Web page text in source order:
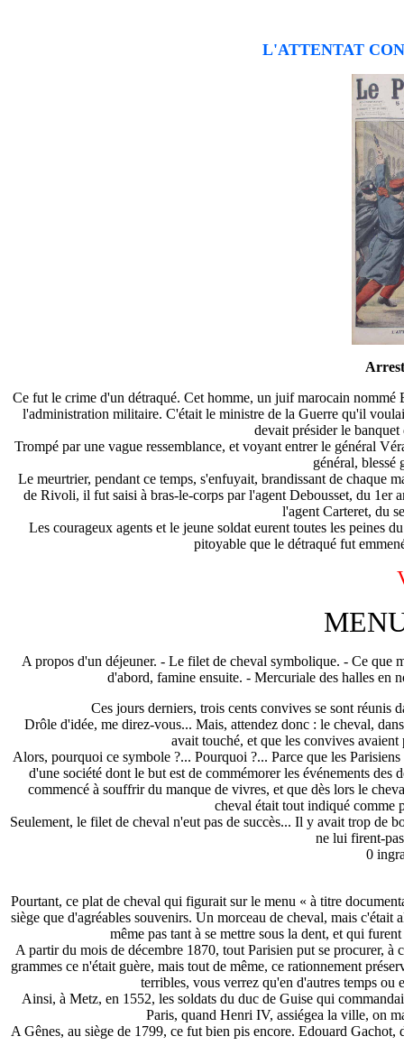
L'ATTENTAT
Ce fut le crime d'un détraqué. Cet homme, un juif marocain nommé
l'administration militaire. C'était le ministre de la Guerre qu'il
devait présider le
Trompé par une vague ressemblance, et voyant entrer le général
général, blessé
Le meurtrier, pendant ce temps, s'enfuyait, brandissant de chaque
de Rivoli, il fut saisi à bras-le-corps par l'agent Debousset, du 1er
l'agent Carteret, du
Les courageux agents et le jeune soldat eurent toutes les peines
pitoyable que le détraqué fut
A propos d'un déjeuner. - Le filet de cheval symbolique. - Ce que
d'abord, famine ensuite. - Mercuriale des halles en
Ces jours derniers, trois cents convives se sont réunis
Drôle d'idée, me direz-vous... Mais, attendez donc : le cheval,
avait touché, et que les convives
Alors, pourquoi ce symbole ?... Pourquoi ?... Parce que les
d'une société dont le but est de commémorer les événements
commencé à souffrir du manque de vivres, et que dès lors le
cheval était tout indiqué comme
Seulement, le filet de cheval n'eut pas de succès... Il y avait trop de
ne lui firent-
0
Pourtant, ce plat de cheval qui figurait sur le menu « à titre
siège que d'agréables souvenirs. Un morceau de cheval, mais
même pas tant à se mettre sous la dent, et qui
A partir du mois de décembre 1870, tout Parisien put se procurer,
grammes ce n'était guère, mais tout de même, ce rationnement
terribles, vous verrez qu'en d'autres temps ou
Ainsi, à Metz, en 1552, les soldats du duc de Guise qui
Paris, quand Henri IV, assiégea la ville, on
A Gênes, au siège de 1799, ce fut bien pis encore. Edouard Gachot,